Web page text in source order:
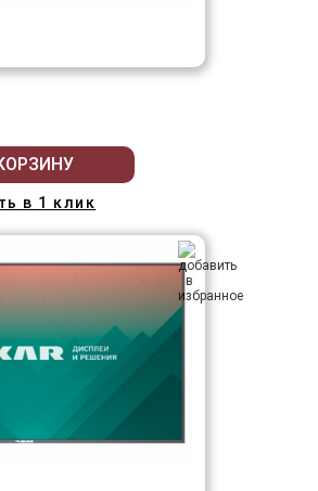
в 1 клик